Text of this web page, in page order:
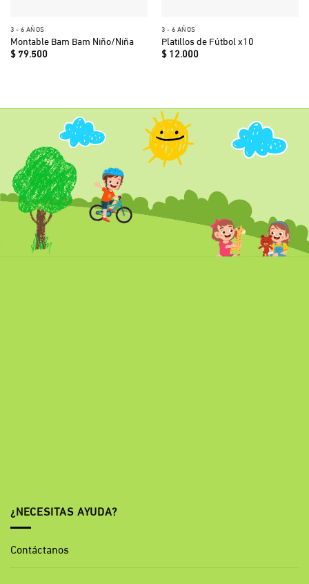
3 - 6 AÑOS
Montable Bam Bam Niño/Niña
$79.500
3 - 6 AÑOS
Platillos de Fútbol x10
$12.000
¿NECESITAS AYUDA?
Contáctanos